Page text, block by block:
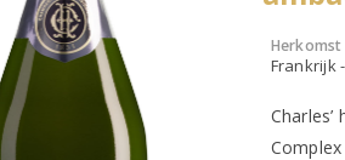
Herkomst
Frankrijk